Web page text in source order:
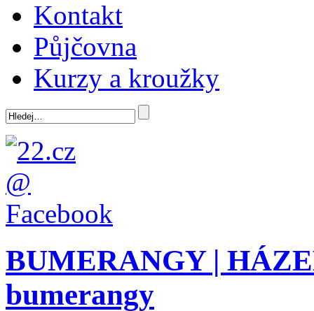
Kontakt
Půjčovna
Kurzy a kroužky
BUMERANGY |
bumerangy